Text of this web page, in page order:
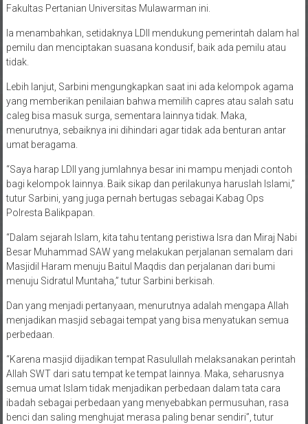
Fakultas Pertanian Universitas Mulawarman ini.
Ia menambahkan, setidaknya LDII mendukung pemerintah dalam hal
pemilu dan menciptakan suasana kondusif, baik ada pemilu atau
tidak.
Lebih lanjut, Sarbini mengungkapkan saat ini ada kelompok agama
yang memberikan penilaian bahwa memilih capres atau salah satu
caleg bisa masuk surga, sementara lainnya tidak. Maka,
menurutnya, sebaiknya ini dihindari agar tidak ada benturan antar
umat beragama.
“Saya harap LDII yang jumlahnya besar ini mampu menjadi contoh
bagi kelompok lainnya. Baik sikap dan perilakunya haruslah Islami,”
tutur Sarbini, yang juga pernah bertugas sebagai Kabag Ops
Polresta Balikpapan.
“Dalam sejarah Islam, kita tahu tentang peristiwa Isra dan Miraj Nabi
Besar Muhammad SAW yang melakukan perjalanan semalam dari
Masjidil Haram menuju Baitul Maqdis dan perjalanan dari bumi
menuju Sidratul Muntaha,” tutur Sarbini berkisah.
Dan yang menjadi pertanyaan, menurutnya adalah mengapa Allah
menjadikan masjid sebagai tempat yang bisa menyatukan semua
perbedaan.
“Karena masjid dijadikan tempat Rasulullah melaksanakan perintah
Allah SWT dari satu tempat ke tempat lainnya. Maka, seharusnya
semua umat Islam tidak menjadikan perbedaan dalam tata cara
ibadah sebagai perbedaan yang menyebabkan permusuhan, rasa
benci dan saling menghujat merasa paling benar sendiri”, tutur